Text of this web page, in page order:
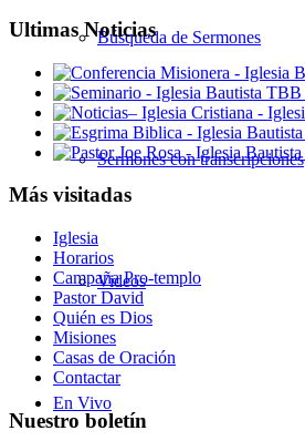
Búsqueda de Sermones
Sermones con transcripciones
Videos
En Vivo
Ultimas Noticias
Más visitadas
Iglesia
Horarios
Campaña Pro-templo
Pastor David
Quién es Dios
Misiones
Casas de Oración
Contactar
Nuestro boletín